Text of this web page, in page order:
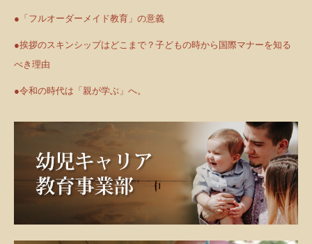
●「フルオーダーメイド教育」の意義
●挨拶のスキンシップはどこまで？子どもの時から国際マナーを知る
べき理由
●令和の時代は「親が学ぶ」へ。